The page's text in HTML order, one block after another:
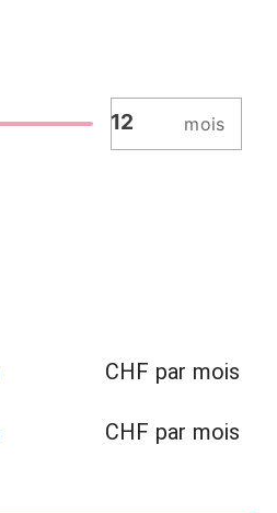
mois
CHF par mois
CHF par mois